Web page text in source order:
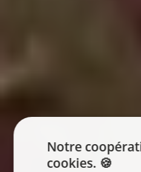
Notre
cookies. 🍪